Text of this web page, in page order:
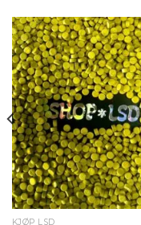
KJØP LSD